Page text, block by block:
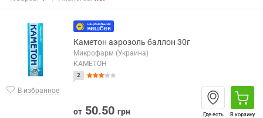
В избранное
Каметон аэрозоль баллон 30г
Микрофарм (Украина)
КАМЕТОН
2
от 50.50 грн Где есть В корзину